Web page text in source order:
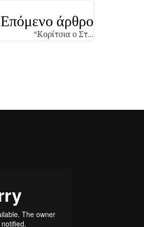
Επόμενο άρθρο
“Κορίτσια ο Στ...